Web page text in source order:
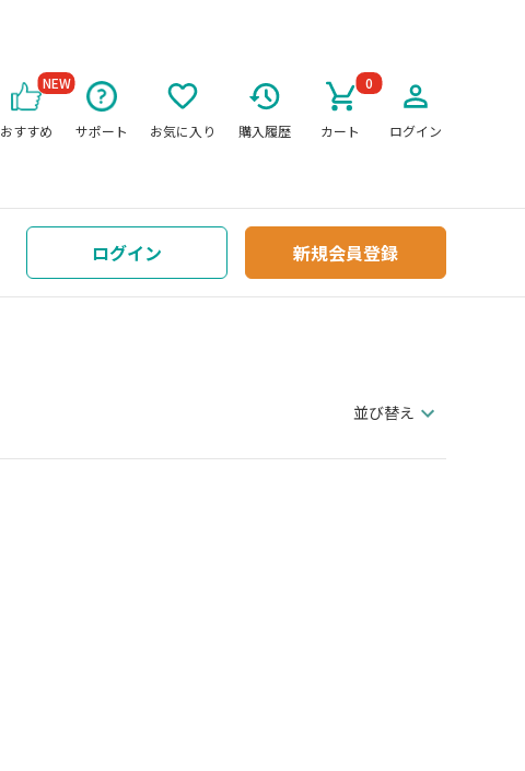
おすすめ
NEW
サポート お気に入り 購入履歴 カート
0
ログイン
ログイン 新規会員登録
並び替え